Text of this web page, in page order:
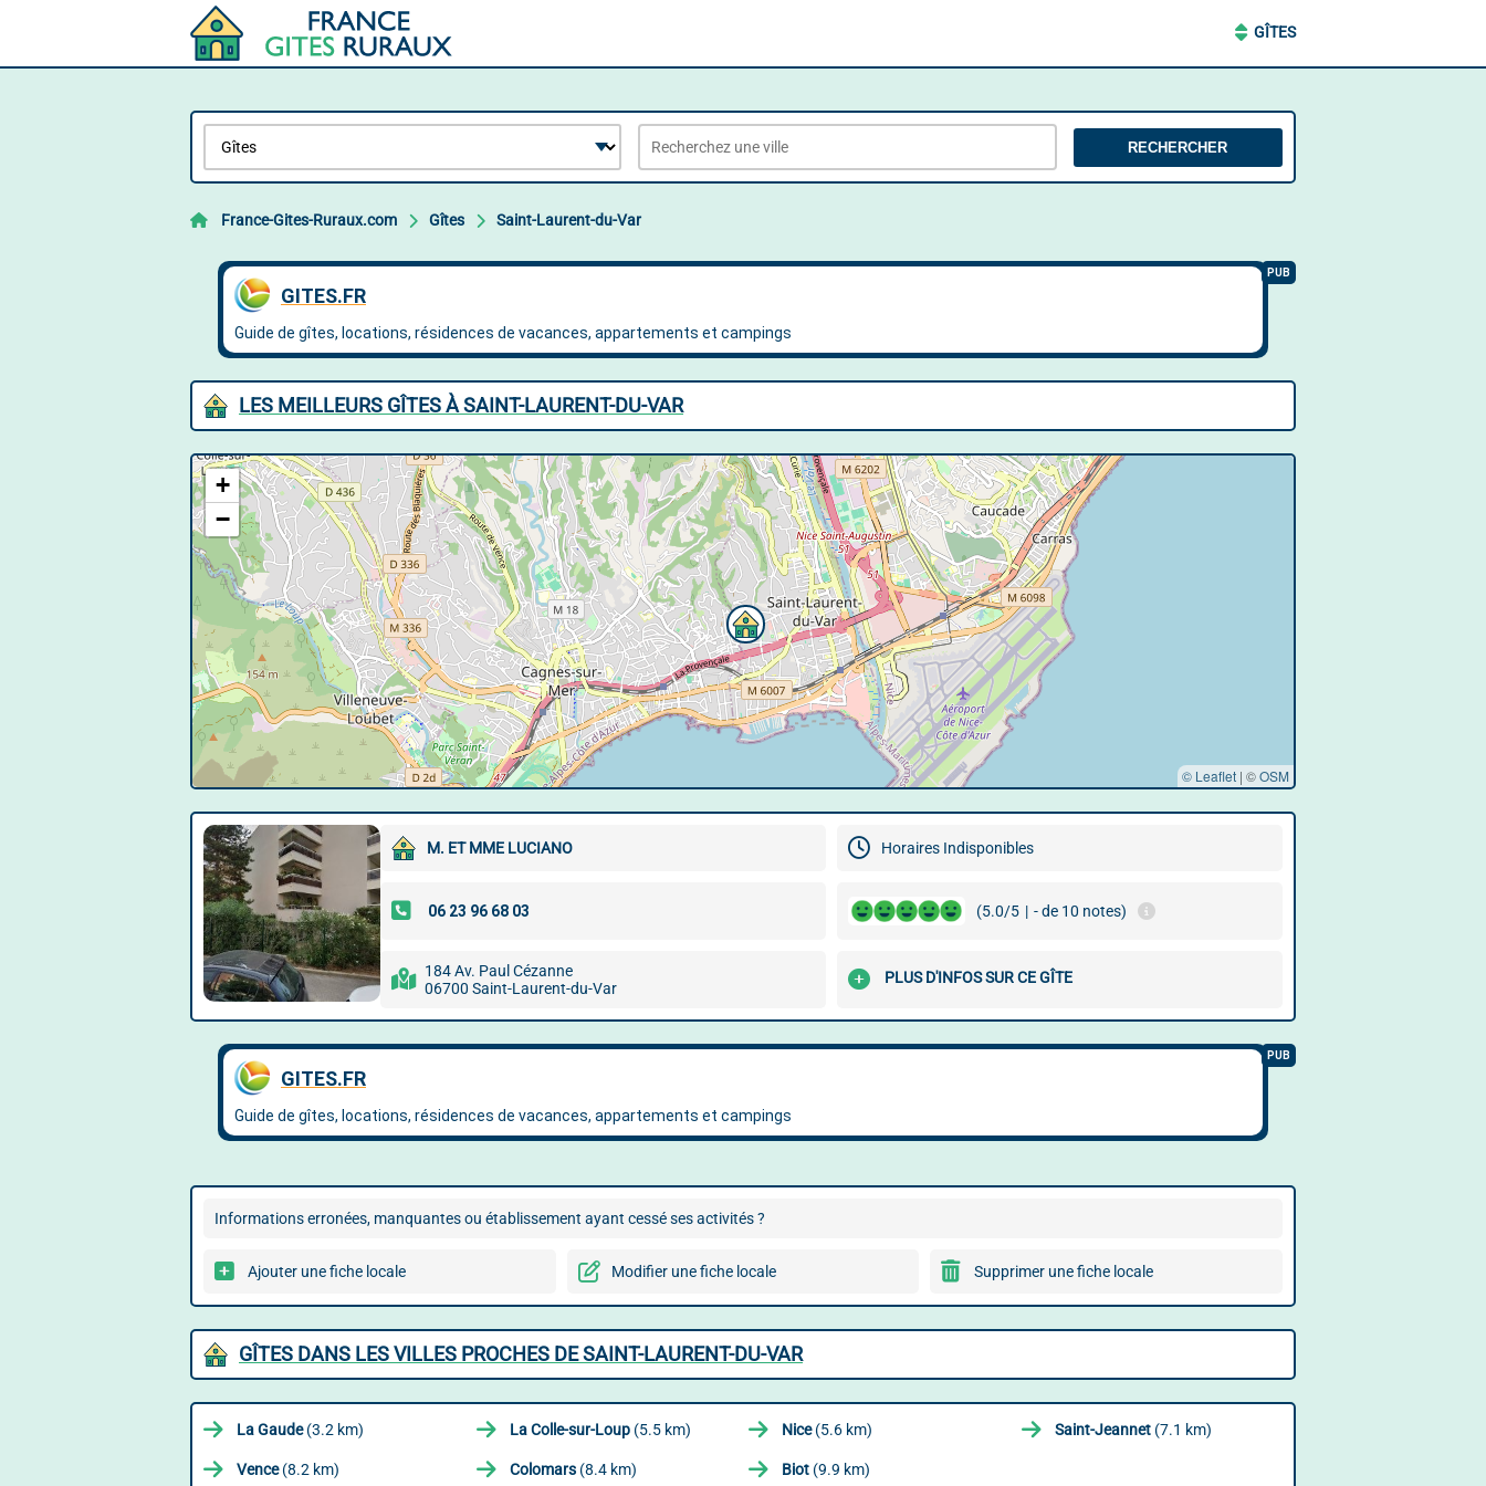
GÎTES
RECHERCHER
France-Gites-Ruraux.com Gîtes Saint-Laurent-du-Var
LES MEILLEURS GÎTES À SAINT-LAURENT-DU-VAR
+
−
© Leaflet | ©OSM
M. ET MME LUCIANO Horaires Indisponibles
(5.0/5 | - de 10 notes)
184 Av. Paul Cézanne
06700 Saint-Laurent-du-Var
PLUS D'INFOS SUR CE GÎTE
Informations erronées, manquantes ou établissement ayant cessé ses activités ?
Ajouter une fiche locale Modifier une fiche locale Supprimer une fiche locale
GÎTES DANS LES VILLES PROCHES DE SAINT-LAURENT-DU-VAR
La Gaude(3.2 km) La Colle-sur-Loup(5.5 km) Nice(5.6 km) Saint-Jeannet(7.1 km)
Vence(8.2 km) Colomars(8.4 km) Biot (9.9 km)